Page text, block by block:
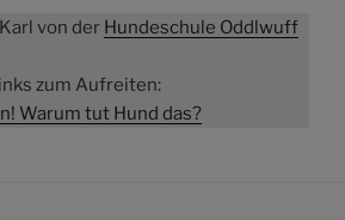
von der Hundeschule Oddlwuff
zum Aufreiten:
Warum tut Hund das?